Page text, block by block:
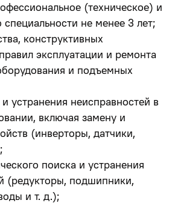
(техническое) и
не менее 3 лет;
конструктивных
эксплуатации и ремонта
и подъемных
устранения неисправностей в
включая замену и
(инверторы, датчики,
поиска и устранения
(редукторы, подшипники,
и т. д.);